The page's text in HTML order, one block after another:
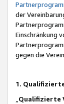
der
Einschränkung
gegen die
1.
Qualifizierte